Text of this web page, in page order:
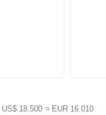
US$ 18.500 ≈ EUR 16.010